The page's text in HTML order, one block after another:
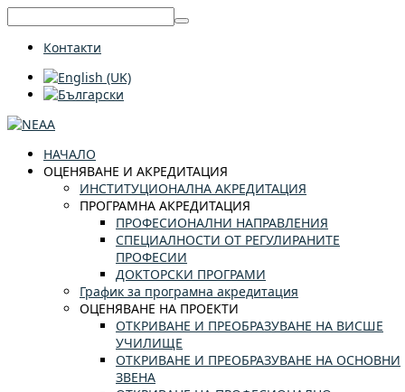
Контакти
НАЧАЛО
ОЦЕНЯВАНЕ И АКРЕДИТАЦИЯ
ИНСТИТУЦИОНАЛНА АКРЕДИТАЦИЯ
ПРОГРАМНА АКРЕДИТАЦИЯ
ПРОФЕСИОНАЛНИ НАПРАВЛЕНИЯ
СПЕЦИАЛНОСТИ ОТ РЕГУЛИРАНИТЕ
ПРОФЕСИИ
ДОКТОРСКИ ПРОГРАМИ
График за програмна акредитация
ОЦЕНЯВАНЕ НА ПРОЕКТИ
ОТКРИВАНЕ И ПРЕОБРАЗУВАНЕ НА ВИСШЕ
УЧИЛИЩЕ
ОТКРИВАНЕ И ПРЕОБРАЗУВАНЕ НА ОСНОВНИ
ЗВЕНА